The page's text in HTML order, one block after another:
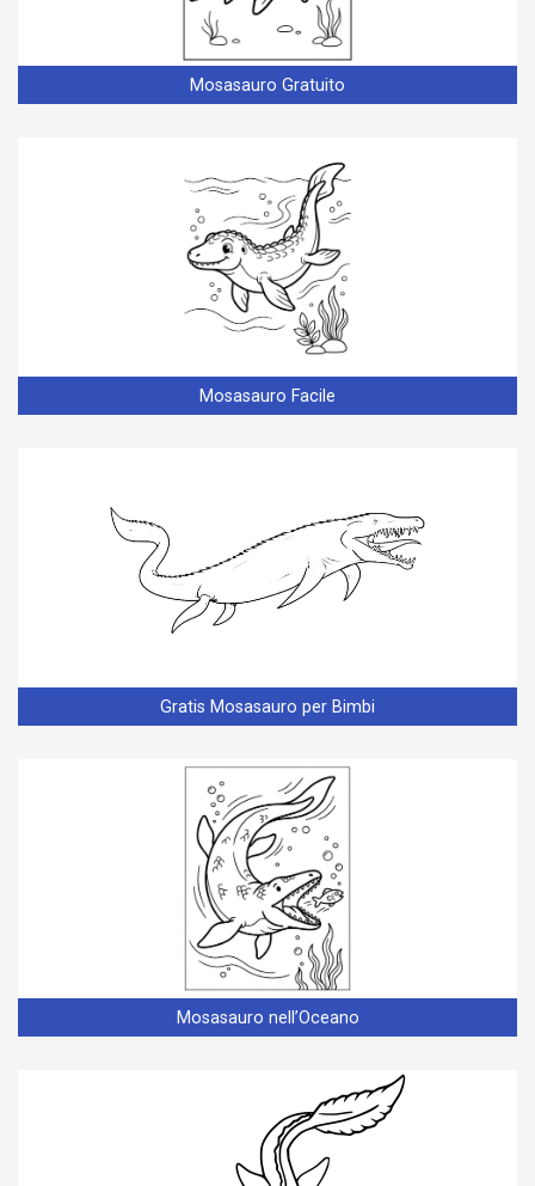
Mosasauro Gratuito
Mosasauro Facile
Gratis Mosasauro per Bimbi
Mosasauro nell’Oceano